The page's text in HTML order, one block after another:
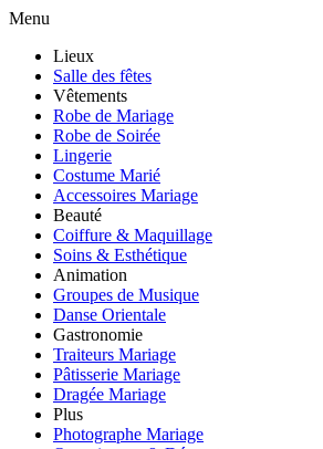
Menu
Lieux
Salle des fêtes
Vêtements
Robe de Mariage
Robe de Soirée
Lingerie
Costume Marié
Accessoires Mariage
Beauté
Coiffure & Maquillage
Soins & Esthétique
Animation
Groupes de Musique
Danse Orientale
Gastronomie
Traiteurs Mariage
Pâtisserie Mariage
Dragée Mariage
Plus
Photographe Mariage